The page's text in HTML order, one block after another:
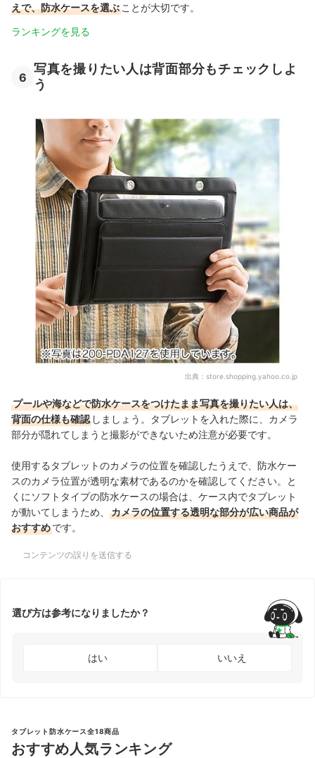
えで、防水ケースを選ぶ ことが大切です。
ランキングを見る
6
写真を撮りたい人は背面部分もチェックしよ
う
出典： store.shopping.yahoo.co.jp
プールや海などで防水ケースをつけたまま写真を撮りたい人は、
背面の仕様も確認 しましょう。タブレットを入れた際に、カメラ
部分が隠れてしまうと撮影ができないため注意が必要です。
使用するタブレットのカメラの位置を確認したうえで、防水ケー
スのカメラ位置が透明な素材であるのかを確認してください。と
くにソフトタイプの防水ケースの場合は、ケース内でタブレット
が動いてしまうため、
カメラの位置する透明な部分が広い商品が
おすすめです。
コンテンツの誤りを送信する
選び方は参考になりましたか？
はい いいえ
タブレット防水ケース全18商品
おすすめ人気ランキング